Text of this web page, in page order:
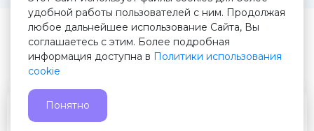
удобной работы пользователей с ним. Продолжая
любое дальнейшее использование Сайта, Вы
соглашаетесь с этим. Более подробная
информация доступна в Политики использования
cookie
Понятно
© 2026 Крамол.рф
Правила сервиса
Пользовательское соглашение
Служба поддержки